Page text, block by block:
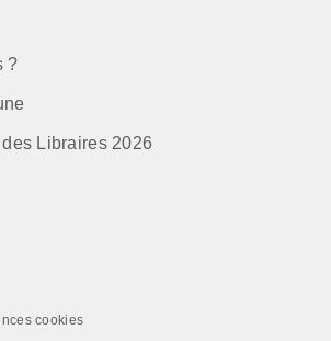
?
Libraires 2026
cookies